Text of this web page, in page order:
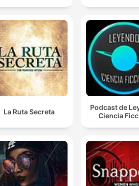
La Ruta Secreta
Podcast de
Ciencia